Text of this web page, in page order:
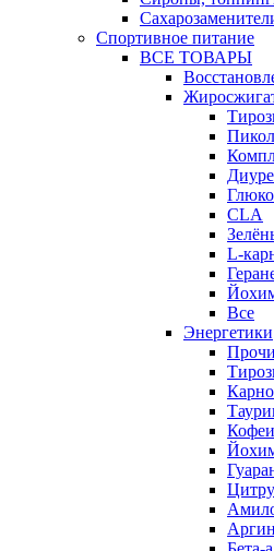
Спортивное питание
ВСЕ ТОВАРЫ
CLA
L-
Все
Энергетики